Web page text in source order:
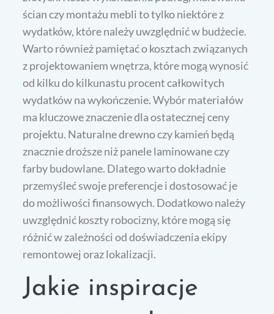
ścian czy montażu mebli to tylko niektóre z
wydatków, które należy uwzględnić w budżecie.
Warto również pamiętać o kosztach związanych
z projektowaniem wnętrza, które mogą wynosić
od kilku do kilkunastu procent całkowitych
wydatków na wykończenie. Wybór materiałów
ma kluczowe znaczenie dla ostatecznej ceny
projektu. Naturalne drewno czy kamień będą
znacznie droższe niż panele laminowane czy
farby budowlane. Dlatego warto dokładnie
przemyśleć swoje preferencje i dostosować je
do możliwości finansowych. Dodatkowo należy
uwzględnić koszty robocizny, które mogą się
różnić w zależności od doświadczenia ekipy
remontowej oraz lokalizacji.
Jakie inspiracje